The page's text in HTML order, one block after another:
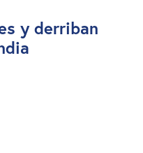
y derriban